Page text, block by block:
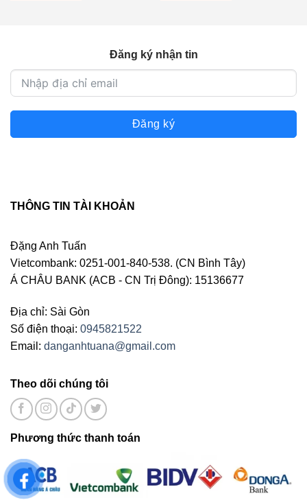
Đăng ký nhận tin
Đăng ký
THÔNG TIN TÀI KHOẢN
Đặng Anh Tuấn
Vietcombank: 0251-001-840-538. (CN Bình Tây)
Á CHÂU BANK (ACB - CN Trị Đông): 15136677
Địa chỉ: Sài Gòn
Số điện thoại: 0945821522
Email: danganhtuana@gmail.com
Theo dõi chúng tôi
Phương thức thanh toán